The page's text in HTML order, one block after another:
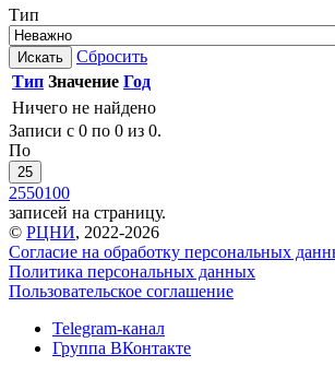
Тип
Искать
Сбросить
Тип Значение Год
Ничего не найдено
Записи с 0 по 0 из 0.
По
25
2550100
записей на страницу.
© РЦНИ, 2022-2026
Согласие на обработку персональных
Политика персональных данных
Пользовательское соглашение
Telegram-канал
Группа ВКонтакте